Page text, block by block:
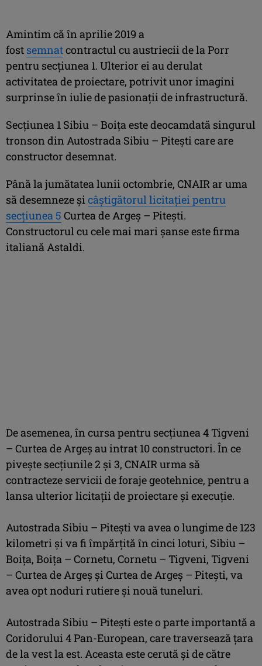
Amintim că în aprilie 2019 a
fost semnatcontractul cu austriecii de la Porr
pentru secţiunea 1. Ulterior ei au derulat
activitatea de proiectare, potrivit unor imagini
surprinse în iulie de pasionaţii de infrastructură.
Secţiunea 1 Sibiu – Boiţa este deocamdată singurul
tronson din Autostrada Sibiu – Piteşti care are
constructor desemnat.
Până la jumătatea lunii octombrie, CNAIR ar uma
să desemneze şicâştigătorul licitaţiei pentru
secţiunea 5 Curtea de Argeş – Piteşti.
Constructorul cu cele mai mari şanse este firma
italiană Astaldi.
De asemenea, în cursa pentru secţiunea 4 Tigveni
– Curtea de Argeş au intrat 10 constructori. În ce
piveşte secţiunile 2 şi 3, CNAIR urma să
contracteze servicii de foraje geotehnice, pentru a
lansa ulterior licitaţii de proiectare şi execuţie.
Autostrada Sibiu – Piteşti va avea o lungime de 123
kilometri şi va fi împărţită în cinci loturi, Sibiu –
Boiţa, Boiţa – Cornetu, Cornetu – Tigveni, Tigveni
– Curtea de Argeş şi Curtea de Argeş – Piteşti, va
avea opt noduri rutiere şi nouă tuneluri.
Autostrada Sibiu – Piteşti este o parte importantă a
Coridorului 4 Pan-European, care traversează ţara
de la vest la est. Aceasta este cerută şi de către